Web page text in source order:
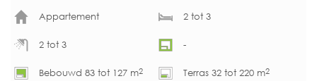
Appartement 2 tot 3
2 tot 3 -
Bebouwd 83 tot 127 m2 Terras 32 tot 220 m2